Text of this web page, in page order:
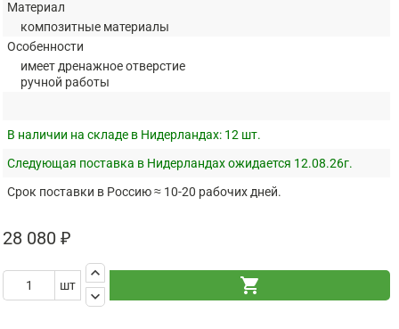
Материал
композитные материалы
Особенности
имеет дренажное отверстие
ручной работы
В наличии на складе в Нидерландах: 12 шт.
Следующая поставка в Нидерландах ожидается 12.08.26г.
Срок поставки в Россию ≈ 10-20 рабочих дней.
28 080 ₽
шт
keyboard_arrow_up
keyboard_arrow_down
shopping_cart